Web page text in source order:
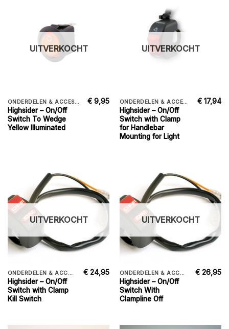
UITVERKOCHT
ONDERDELEN & ACCESSORIES
Highsider – On/Off
Switch To Wedge
Yellow Illuminated
€ 9,95
UITVERKOCHT
ONDERDELEN & ACCESSORIES
Highsider – On/Off
Switch with Clamp
for Handlebar
Mounting for Light
€ 17,94
UITVERKOCHT
ONDERDELEN & ACCESSORIES
Highsider – On/Off
Switch with Clamp
Kill Switch
€ 24,95
UITVERKOCHT
ONDERDELEN & ACCESSORIES
Highsider – On/Off
Switch With
Clampline Off
€ 26,95